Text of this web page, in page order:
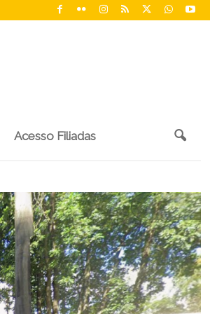
Acesso Filiadas